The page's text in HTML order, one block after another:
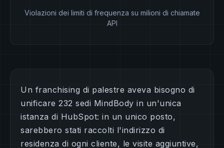
Violazioni dei limiti di frequenza su milioni di chiamate
API
Un franchising di palestre aveva bisogno di
unificare 232 sedi MindBody in un'unica
istanza di HubSpot: in un unico posto,
sarebbero stati raccolti l'indirizzo di
residenza di ogni cliente, le visite aggiuntive,